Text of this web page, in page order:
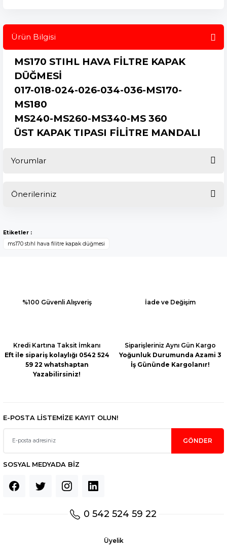
Ürün Bilgisi
MS170 STIHL HAVA FİLTRE KAPAK
DÜĞMESİ
017-018-024-026-034-036-MS170-
MS180
MS240-MS260-MS340-MS 360
ÜST KAPAK TIPASI FİLİTRE MANDALI
Yorumlar
Önerileriniz
kullanarak tarafımıza iletebilirsiniz.
Görüş ve önerileriniz için teşekkür ederiz.
Ürün bilgilerinde hatalar bulunuyor.
Etiketler :
ms170 stıhl hava filitre kapak düğmesi
%100 Güvenli Alışveriş İade ve Değişim
Kredi Kartına Taksit İmkanı
Eft ile sipariş kolaylığı 0542 524
59 22 whatshaptan
Yazabilirsiniz!
Siparişleriniz Aynı Gün Kargo
Yoğunluk Durumunda Azami 3
İş Gününde Kargolanır!
E-POSTA LİSTEMİZE KAYIT OLUN!
GÖNDER
SOSYAL MEDYADA BİZ
0 542 524 59 22
Üyelik